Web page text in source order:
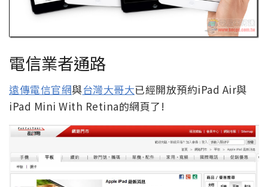
電信業者通路
遠傳電信官網與台灣大哥大已經開放預約iPad Air與
iPad Mini With Retina的網頁了!